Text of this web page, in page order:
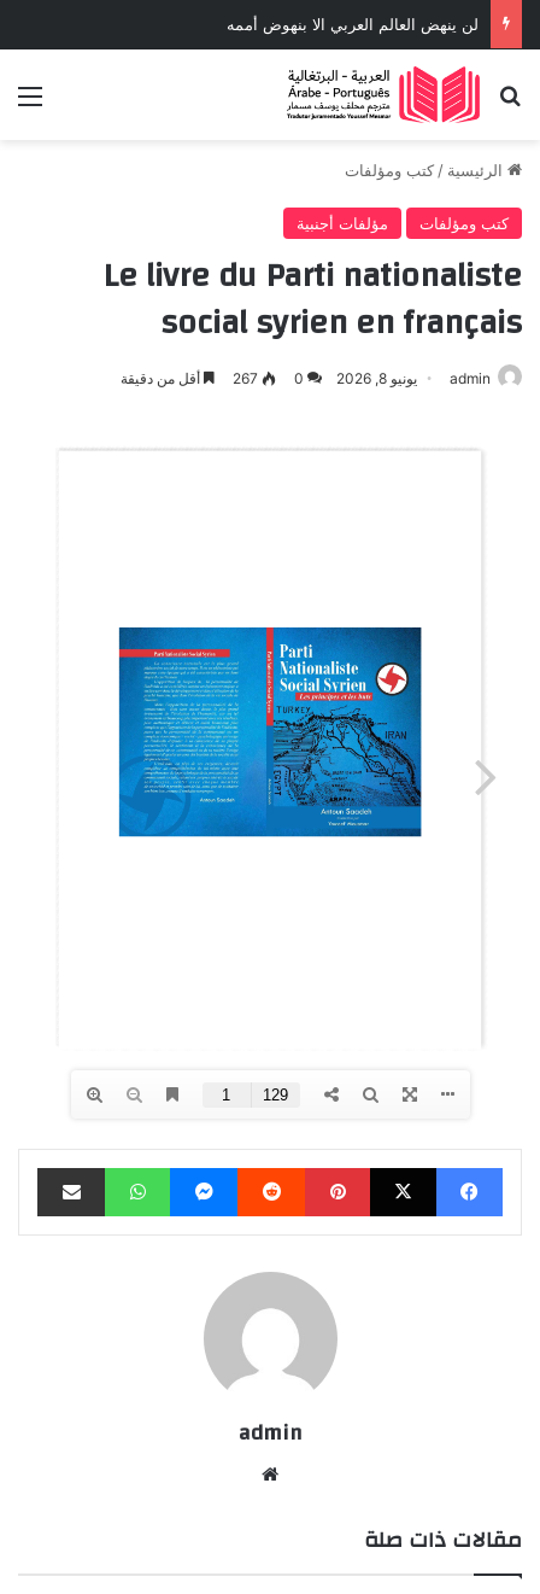
لن ينهض العالم العربي الا بنهوض أممه
بحث عن
الرئيسية / كتب ومؤلفات
كتب ومؤلفات مؤلفات أجنبية
Le livre du Parti nationaliste
social syrien en français
admin يونيو 8, 2026 0
267 أقل من دقيقة
فيسبوك ‫X بينتيريست ‏Reddit ماسنجر واتساب
admin
مقالات ذات صلة